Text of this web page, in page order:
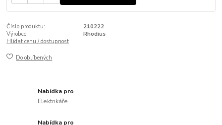
Číslo produktu:
210222
Výrobce:
Rhodius
Hlídat cenu / dostupnost
Do oblíbených
Nabídka pro
Elektrikáře
Nabídka pro